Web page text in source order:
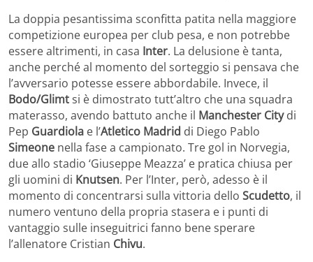
La doppia pesantissima sconfitta patita nella maggiore
competizione europea per club pesa, e non potrebbe
essere altrimenti, in casa Inter. La delusione è tanta,
anche perché al momento del sorteggio si pensava che
l’avversario potesse essere abbordabile. Invece, il
Bodo/Glimtsi è dimostrato tutt’altro che una squadra
materasso, avendo battuto anche il Manchester Citydi
Pep Guardiola e l’Atletico Madrid di Diego Pablo
Simeone nella fase a campionato. Tre gol in Norvegia,
due allo stadio ‘Giuseppe Meazza’ e pratica chiusa per
gli uomini di Knutsen. Per l’Inter, però, adesso è il
momento di concentrarsi sulla vittoria dello Scudetto, il
numero ventuno della propria stasera e i punti di
vantaggio sulle inseguitrici fanno bene sperare
l’allenatore Cristian Chivu.